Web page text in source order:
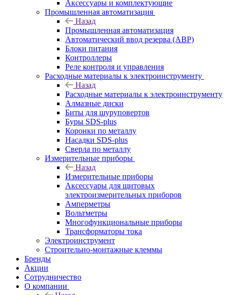
Аксессуары и комплектующие
Промышленная автоматизация
Назад
Промышленная автоматизация
Автоматический ввод резерва (АВР)
Блоки питания
Контроллеры
Реле контроля и управления
Расходные материалы к электроинструменту
Назад
Расходные материалы к электроинструменту
Алмазные диски
Биты для шуруповертов
Буры SDS-plus
Коронки по металлу
Насадки SDS-plus
Сверла по металлу
Измерительные приборы
Назад
Измерительные приборы
Аксессуары для щитовых
электроизмерительных приборов
Амперметры
Вольтметры
Многофункциональные приборы
Трансформаторы тока
Электроинструмент
Строительно-монтажные клеммы
Бренды
Акции
Сотрудничество
О компании